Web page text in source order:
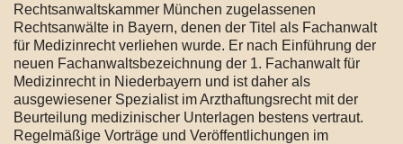
Rechtsanwaltskammer München zugelassenen
Rechtsanwälte in Bayern, denen der Titel als Fachanwalt
für Medizinrecht verliehen wurde. Er nach Einführung der
neuen Fachanwaltsbezeichnung der 1. Fachanwalt für
Medizinrecht in Niederbayern und ist daher als
ausgewiesener Spezialist im Arzthaftungsrecht mit der
Beurteilung medizinischer Unterlagen bestens vertraut.
Regelmäßige Vorträge und Veröffentlichungen im